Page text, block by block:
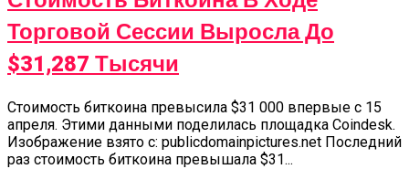
Торговой Сессии Выросла До
$31,287 Тысячи
Стоимость биткоина превысила $31 000 впервые с 15
апреля. Этими данными поделилась площадка Coindesk.
Изображение взято с: publicdomainpictures.net Последний
раз стоимость биткоина превышала $31...